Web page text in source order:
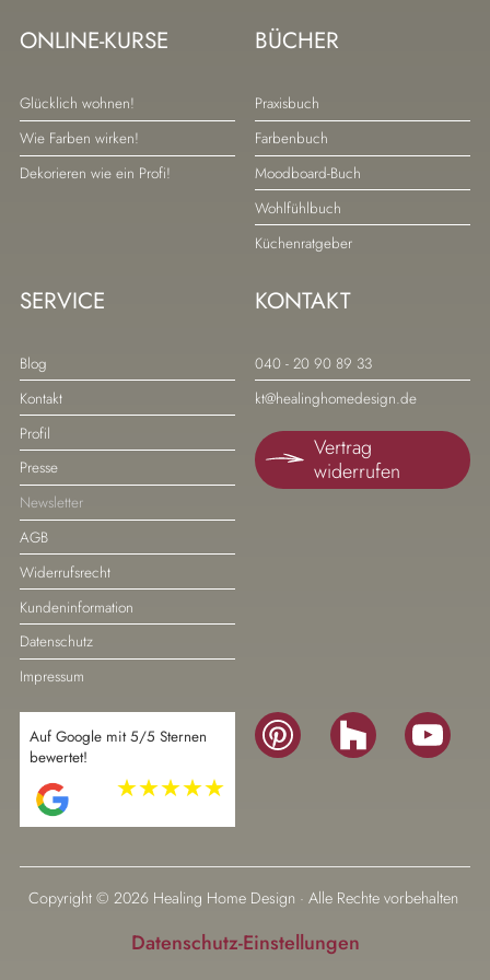
ONLINE-KURSE
Navigation
überspringen
Glücklich wohnen!
Wie Farben wirken!
Dekorieren wie ein Profi!
BÜCHER
Navigation
überspringen
Praxisbuch
Farbenbuch
Moodboard-Buch
Wohlfühlbuch
Küchenratgeber
SERVICE
Navigation
überspringen
Blog
Kontakt
Profil
Presse
Newsletter
AGB
Widerrufsrecht
Kundeninformation
Datenschutz
Impressum
KONTAKT
Navigation
überspringen
040 - 20 90 89 33
kt@healinghomedesign.de
Vertrag
widerrufen
Auf Google mit 5/5 Sternen
bewertet!
Navigation
überspringen
Navigation
überspringen
Copyright © 2026 Healing Home Design · Alle Rechte vorbehalten
Datenschutz-Einstellungen